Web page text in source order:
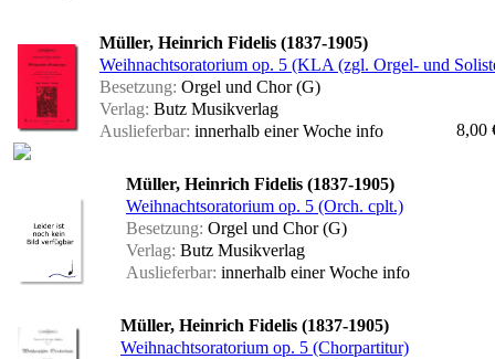
Müller, Heinrich Fidelis (1837-1905)
Weihnachtsoratorium op. 5 (KLA (zgl. Orgel- und
Besetzung: Orgel und Chor (G)
Verlag: Butz Musikverlag
Auslieferbar: innerhalb einer Woche info 8,00
Müller, Heinrich Fidelis (1837-1905)
Weihnachtsoratorium op. 5 (Orch. cplt.)
Besetzung: Orgel und Chor (G)
Verlag: Butz Musikverlag
Auslieferbar: innerhalb einer Woche info
Müller, Heinrich Fidelis (1837-1905)
Weihnachtsoratorium op. 5 (Chorpartitur)